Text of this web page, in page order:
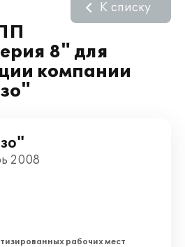
8" для
компании
К списку
2008
рабочих мест